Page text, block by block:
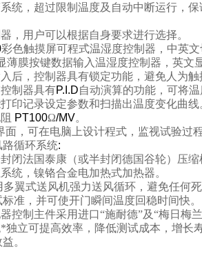
统，超过限制温度及自动中断运行，保
，用户可以根据自身要求进行选择。
彩色触摸屏可程式温湿度控制器，中英文
薄膜按键数据输入温湿度控制器，英文
后，控制器具有锁定功能，避免人为触
制器具有P.I.D自动演算的功能，可将
印记录设定参数和扫描出温度变化曲线
PT100Ω/MV。
面，可在电脑上设计程式，监视试验过
路循环系统:
闭法国泰康（或半封闭德国谷轮）压
统，镍铬合金电加热式加热器。
多翼式送风机强力送风循环，避免任何
准，并可使开门瞬间温度回稳时间快。
控制主件采用进口“施耐德”及“梅日梅
独立可提高效率，降低测试成本，增
。